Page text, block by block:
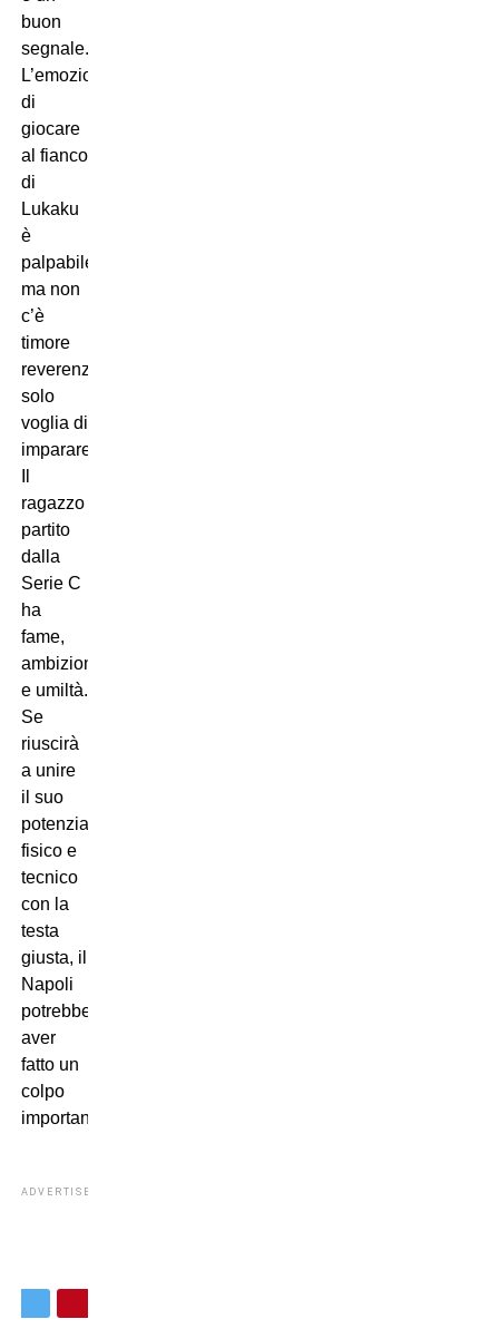
buon
segnale.
L’emozione
di
giocare
al fianco
di
Lukaku
è
palpabile,
ma non
c’è
timore
reverenziale:
solo
voglia di
imparare.
ragazzo
partito
dalla
Serie C
ha
fame,
ambizione
e umiltà.
Se
riuscirà
a unire
il suo
potenziale
fisico e
tecnico
con la
testa
giusta, il
Napoli
potrebbe
aver
fatto un
colpo
importante.
ADVERTISEMENT